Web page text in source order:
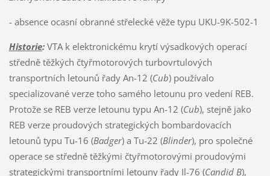
- absence ocasní obranné střelecké věže typu UKU-9K-502-1
Historie:VTA k elektronickému krytí výsadkových operací
středně těžkých čtyřmotorových turbovrtulových
transportních letounů řady An-12 (Cub) používalo
specializované verze toho samého letounu pro vedení REB.
Protože se REB verze letounu typu An-12 (Cub), stejně jako
REB verze proudových strategických bombardovacích
letounů typu Tu-16 (Badger) a Tu-22 (Blinder), pro společné
operace se středně těžkými čtyřmotorovými proudovými
strategickými transportními letouny řady Il-76 (Candid B),